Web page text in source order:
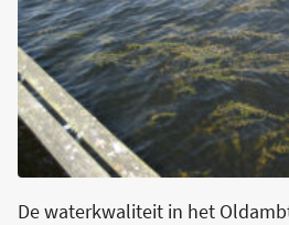
De waterkwaliteit in het